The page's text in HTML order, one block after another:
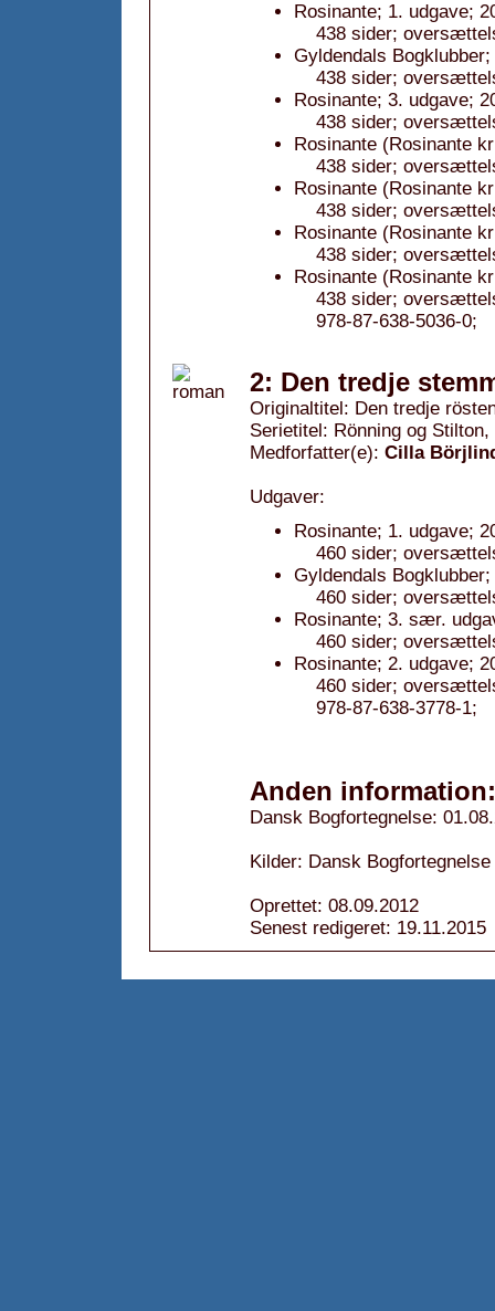
Rosinante; 1. udgave;
438 sider;
Gyldendals
438 sider;
Rosinante; 3. udgave;
438 sider;
Rosinante (Rosinante
438 sider;
Rosinante (Rosinante
438 sider;
Rosinante (Rosinante
438 sider;
Rosinante (Rosinante
438 sider;
978-87-638-5036-0;
2: Den tredje
Originaltitel: Den tredje
Serietitel: Rönning og Stilton,
Medforfatter(e): Cilla
Udgaver:
Rosinante; 1. udgave;
460 sider;
Gyldendals
460 sider;
Rosinante; 3. sær.
460 sider;
Rosinante; 2. udgave;
460 sider;
978-87-638-3778-1;
Anden information:
Dansk Bogfortegnelse:
Kilder: Dansk Bogfortegnelse
Oprettet: 08.09.2012
Senest redigeret: 19.11.2015